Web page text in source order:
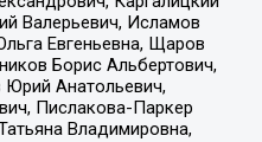
Валерьевич, Исламов
Евгеньевна, Щаров
Борис Альбертович,
Юрий Анатольевич,
Пислакова-Паркер
Владимировна,